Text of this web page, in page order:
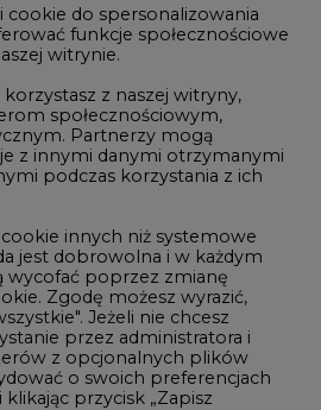
IT
do spersonalizowania
funkcje społecznościowe
witrynie.
z naszej witryny,
społecznościowym,
Partnerzy mogą
z innymi danymi otrzymanymi
podczas korzystania z ich
innych niż systemowe
jest dobrowolna i w każdym
wycofać poprzez zmianę
Zgodę możesz wyrazić,
Jeżeli nie chcesz
przez administratora i
z opcjonalnych plików
o swoich preferencjach
przycisk „Zapisz